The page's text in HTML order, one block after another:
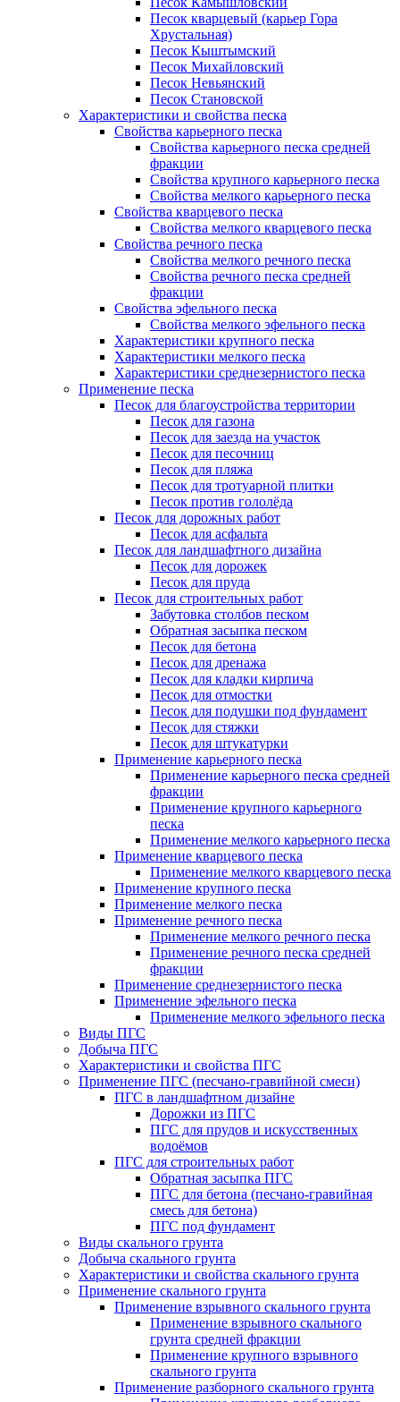
Песок кварцевый (карьер Гора
Хрустальная)
Песок Кыштымский
Песок Михайловский
Песок Невьянский
Песок Становской
Характеристики и свойства песка
Свойства карьерного песка
Свойства карьерного песка средней
фракции
Свойства крупного карьерного песка
Свойства мелкого карьерного песка
Свойства кварцевого песка
Свойства мелкого кварцевого песка
Свойства речного песка
Свойства мелкого речного песка
Свойства речного песка средней
фракции
Свойства эфельного песка
Свойства мелкого эфельного песка
Характеристики крупного песка
Характеристики мелкого песка
Характеристики среднезернистого песка
Применение песка
Песок для благоустройства территории
Песок для газона
Песок для заезда на участок
Песок для песочниц
Песок для пляжа
Песок для тротуарной плитки
Песок против гололёда
Песок для дорожных работ
Песок для асфальта
Песок для ландшафтного дизайна
Песок для дорожек
Песок для пруда
Песок для строительных работ
Забутовка столбов песком
Обратная засыпка песком
Песок для бетона
Песок для дренажа
Песок для кладки кирпича
Песок для отмостки
Песок для подушки под фундамент
Песок для стяжки
Песок для штукатурки
Применение карьерного песка
Применение карьерного песка средней
фракции
Применение крупного карьерного
песка
Применение мелкого карьерного песка
Применение кварцевого песка
Применение мелкого кварцевого песка
Применение крупного песка
Применение мелкого песка
Применение речного песка
Применение мелкого речного песка
Применение речного песка средней
фракции
Применение среднезернистого песка
Применение эфельного песка
Применение мелкого эфельного песка
Виды ПГС
Добыча ПГС
Характеристики и свойства ПГС
Применение ПГС (песчано-гравийной смеси)
ПГС в ландшафтном дизайне
Дорожки из ПГС
ПГС для прудов и искусственных
водоёмов
ПГС для строительных работ
Обратная засыпка ПГС
ПГС для бетона (песчано-гравийная
смесь для бетона)
ПГС под фундамент
Виды скального грунта
Добыча скального грунта
Характеристики и свойства скального грунта
Применение скального грунта
Применение взрывного скального грунта
Применение взрывного скального
грунта средней фракции
Применение крупного взрывного
скального грунта
Применение разборного скального грунта